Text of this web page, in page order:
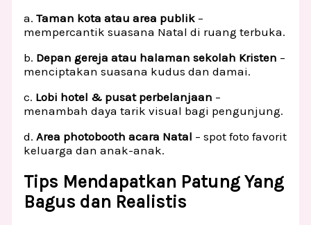
a.Taman kota atau area publik –
mempercantik suasana Natal di ruang terbuka.
b. Depan gereja atau halaman sekolah Kristen –
menciptakan suasana kudus dan damai.
c. Lobi hotel & pusat perbelanjaan –
menambah daya tarik visual bagi pengunjung.
d.Area photobooth acara Natal – spot foto favorit
keluarga dan anak-anak.
Tips Mendapatkan Patung Yang
Bagus dan Realistis